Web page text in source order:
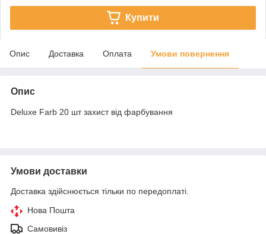
Купити
Опис Доставка Оплата Умови повернення
Опис
Deluxe Farb 20 шт захист від фарбування
Умови доставки
Доставка здійснюється тільки по передоплаті.
Нова Пошта
Самовивіз